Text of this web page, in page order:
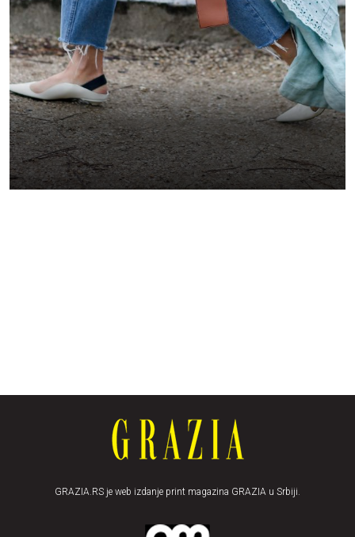
GRAZIA.RS je web izdanje print magazina GRAZIA u Srbiji.